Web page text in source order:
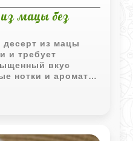
мацы без
из мацы
и требует
вкус
нотки и аромат
интересным
чаепития.